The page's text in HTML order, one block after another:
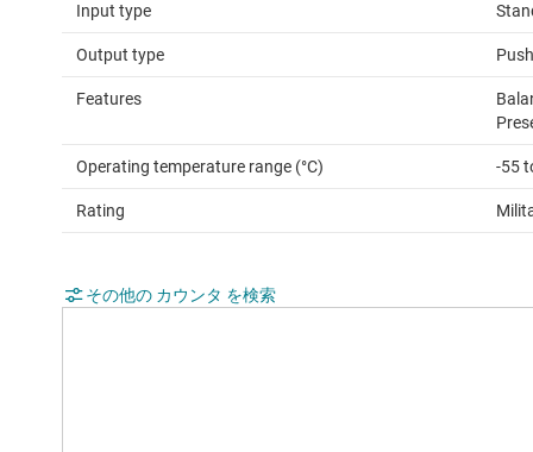
Input type
Output type
Features
Operating temperature range (°C) -55
Rating
その他の カウンタ を検索